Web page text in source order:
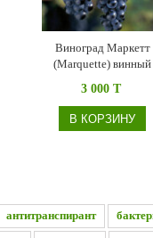
Виноград Маркетт
(Marquette) винный
3 000 T
В КОРЗИНУ
антитранспирант